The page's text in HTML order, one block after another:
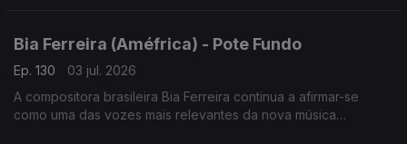
Bia Ferreira (Améfrica) - Pote Fundo
Ep. 130
03 jul. 2026
A compositora brasileira Bia Ferreira continua a afirmar-se
como uma das vozes mais relevantes da nova música